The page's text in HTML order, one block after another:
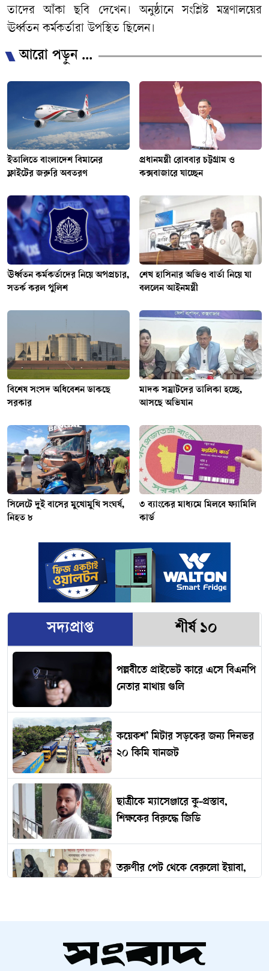
তাদের আঁকা ছবি দেখেন। অনুষ্ঠানে সংশ্লিষ্ট মন্ত্রণালয়ের
ঊর্ধ্বতন কর্মকর্তারা উপস্থিত ছিলেন।
আরো পড়ুন ...
ইতালিতে বাংলাদেশ বিমানের
ফ্লাইটের জরুরি অবতরণ
প্রধানমন্ত্রী রোববার চট্টগ্রাম ও
কক্সবাজারে যাচ্ছেন
ঊর্ধ্বতন কর্মকর্তাদের নিয়ে অপপ্রচার,
সতর্ক করল পুলিশ
শেখ হাসিনার অডিও বার্তা নিয়ে যা
বললেন আইনমন্ত্রী
বিশেষ সংসদ অধিবেশন ডাকছে
সরকার
মাদক সম্রাটদের তালিকা হচ্ছে,
আসছে অভিযান
সিলেটে দুই বাসের মুখোমুখি সংঘর্ষ,
নিহত ৮
৩ ব্যাংকের মাধ্যমে মিলবে ফ্যামিলি
কার্ড
সদ্যপ্রাপ্ত শীর্ষ ১০
পল্লবীতে প্রাইভেট কারে এসে বিএনপি
নেতার মাথায় গুলি
কয়েকশ’ মিটার সড়কের জন্য দিনভর
২০ কিমি যানজট
ছাত্রীকে ম্যাসেঞ্জারে কু-প্রস্তাব,
শিক্ষকের বিরুদ্ধে জিডি
তরুণীর পেট থেকে বেরুলো ইয়াবা,
আমদানি